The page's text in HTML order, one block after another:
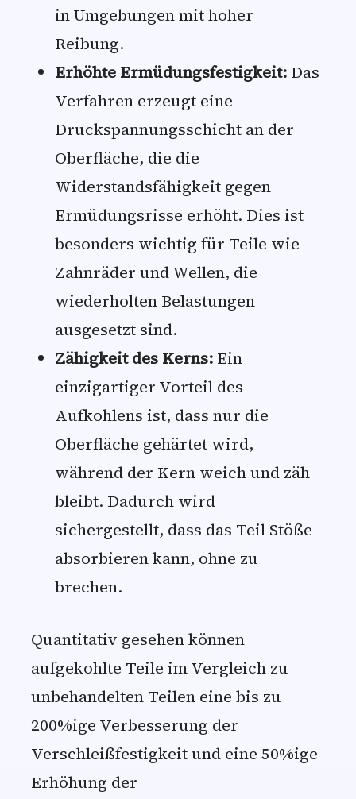
in Umgebungen mit hoher
Reibung.
Erhöhte Ermüdungsfestigkeit:Das
Verfahren erzeugt eine
Druckspannungsschicht an der
Oberfläche, die die
Widerstandsfähigkeit gegen
Ermüdungsrisse erhöht. Dies ist
besonders wichtig für Teile wie
Zahnräder und Wellen, die
wiederholten Belastungen
ausgesetzt sind.
Zähigkeit des Kerns:Ein
einzigartiger Vorteil des
Aufkohlens ist, dass nur die
Oberfläche gehärtet wird,
während der Kern weich und zäh
bleibt. Dadurch wird
sichergestellt, dass das Teil Stöße
absorbieren kann, ohne zu
brechen.
Quantitativ gesehen können
aufgekohlte Teile im Vergleich zu
unbehandelten Teilen eine bis zu
200%ige Verbesserung der
Verschleißfestigkeit und eine 50%ige
Erhöhung der